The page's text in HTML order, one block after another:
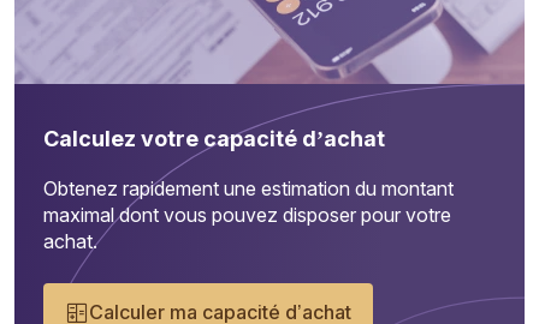
Calculez votre capacité d’achat
Obtenez rapidement une estimation du montant
maximal dont vous pouvez disposer pour votre
achat.
Calculer ma capacité d’achat